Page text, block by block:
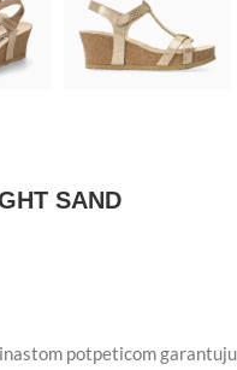
SAND
potpeticom garantuju